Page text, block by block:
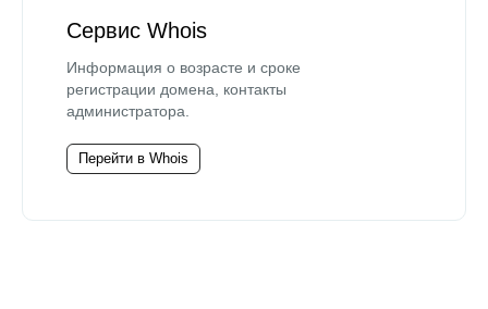
Сервис Whois
Информация о возрасте и сроке
регистрации домена, контакты
администратора.
Перейти в Whois